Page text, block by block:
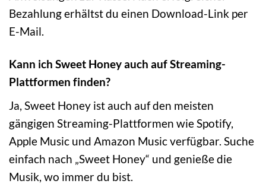
Bezahlung erhältst du einen Download-Link per
E-Mail.
Kann ich Sweet Honey auch auf Streaming-
Plattformen finden?
Ja, Sweet Honey ist auch auf den meisten
gängigen Streaming-Plattformen wie Spotify,
Apple Music und Amazon Music verfügbar. Suche
einfach nach „Sweet Honey“ und genieße die
Musik, wo immer du bist.